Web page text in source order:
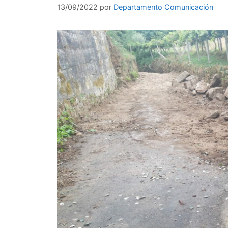
13/09/2022 por Departamento Comunicación